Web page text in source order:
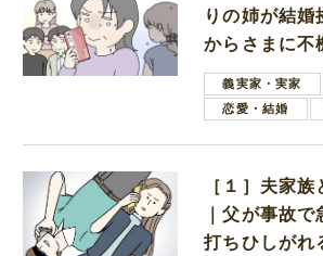
りの姉が結
からさまに不
母義実家・実家
恋愛・結婚
［１］夫家
｜父が事故
打ちひしがれ